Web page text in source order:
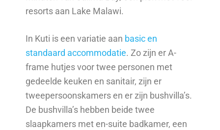
resorts aan Lake Malawi.
In Kuti is een variatie aan basic en
standaard accommodatie. Zo zijn er A-
frame hutjes voor twee personen met
gedeelde keuken en sanitair, zijn er
tweepersoonskamers en er zijn bushvilla’s.
De bushvilla’s hebben beide twee
slaapkamers met en-suite badkamer, een